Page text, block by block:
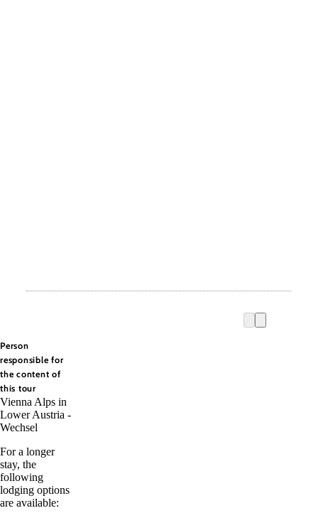
Person
responsible for
the content of
this tour
Vienna Alps in
Lower Austria -
Wechsel
For a longer
stay, the
following
lodging options
are available: